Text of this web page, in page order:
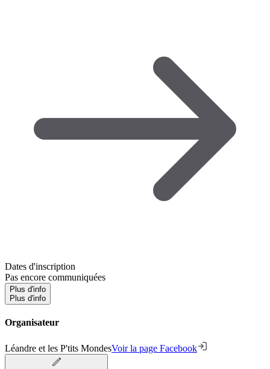
Dates d'inscription
Pas encore communiquées
Plus d'info
Plus d'info
Organisateur
Léandre et les P'tits MondesVoir la page Facebook